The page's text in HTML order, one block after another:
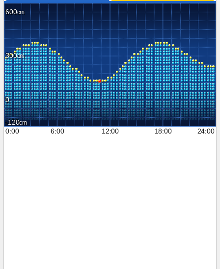
600
300
0
-120
0:00
6:00 12:00 18:00 24:00